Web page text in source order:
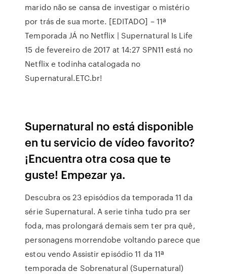
marido não se cansa de investigar o mistério
por trás de sua morte. [EDITADO] – 11ª
Temporada JÁ no Netflix | Supernatural Is Life
15 de fevereiro de 2017 at 14:27 SPN11 está no
Netflix e todinha catalogada no
Supernatural.ETC.br!
Supernatural no está disponible
en tu servicio de vídeo favorito?
¡Encuentra otra cosa que te
guste! Empezar ya.
Descubra os 23 episódios da temporada 11 da
série Supernatural. A serie tinha tudo pra ser
foda, mas prolongará demais sem ter pra quê,
personagens morrendobe voltando parece que
estou vendo Assistir episódio 11 da 11ª
temporada de Sobrenatural (Supernatural)